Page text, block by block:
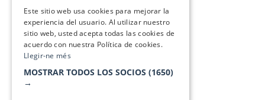
Este sitio web usa cookies para mejorar la
experiencia del usuario. Al utilizar nuestro
sitio web, usted acepta todas las cookies de
acuerdo con nuestra Política de cookies.
Llegir-ne més
MOSTRAR TODOS LOS SOCIOS (1650)
→